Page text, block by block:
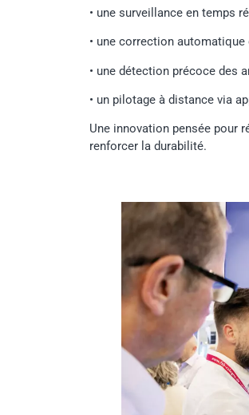
• une surveillance en temps
• une correction
• une détection précoce des
• un pilotage à distance via
Une innovation pensée pour
renforcer la durabilité.